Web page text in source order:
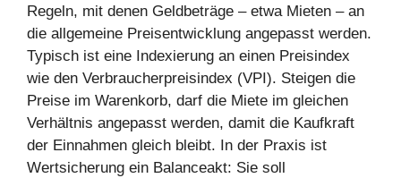
Regeln, mit denen Geldbeträge – etwa Mieten – an
die allgemeine Preisentwicklung angepasst werden.
Typisch ist eine Indexierung an einen Preisindex
wie den Verbraucherpreisindex (VPI). Steigen die
Preise im Warenkorb, darf die Miete im gleichen
Verhältnis angepasst werden, damit die Kaufkraft
der Einnahmen gleich bleibt. In der Praxis ist
Wertsicherung ein Balanceakt: Sie soll